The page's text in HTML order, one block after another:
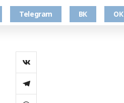
Telegram ВК ОК